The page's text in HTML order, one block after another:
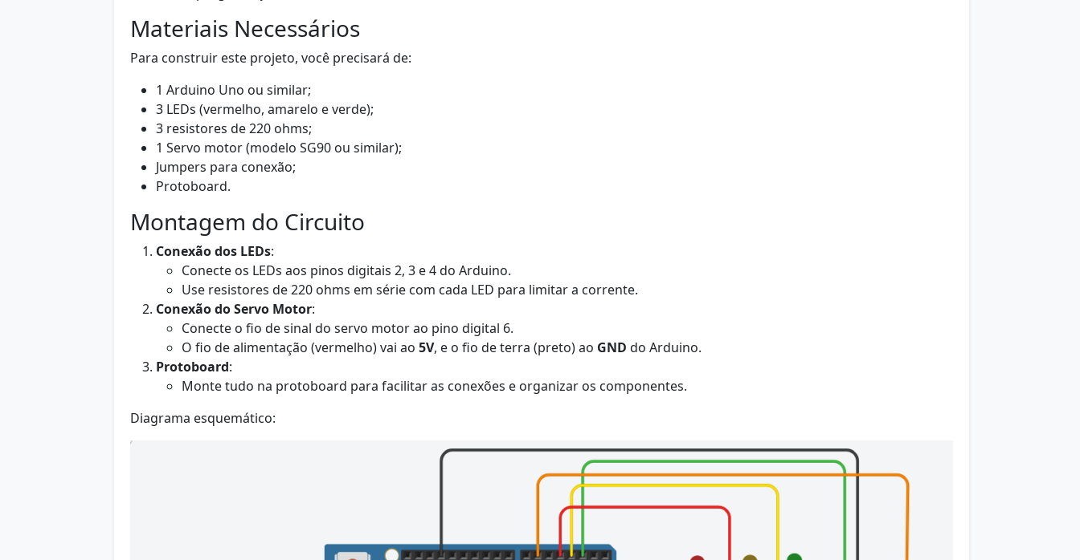
Materiais Necessários
Para construir este projeto, você precisará de:
1 Arduino Uno ou similar;
3 LEDs (vermelho, amarelo e verde);
3 resistores de 220 ohms;
1 Servo motor (modelo SG90 ou similar);
Jumpers para conexão;
Protoboard.
Montagem do Circuito
Conexão dos LEDs:
Conecte os LEDs aos pinos digitais 2, 3 e 4 do Arduino.
Use resistores de 220 ohms em série com cada LED para limitar a corrente.
Conexão do Servo Motor:
Conecte o fio de sinal do servo motor ao pino digital 6.
O fio de alimentação (vermelho) vai ao 5V, e o fio de terra (preto) ao GND do Arduino.
Protoboard:
Monte tudo na protoboard para facilitar as conexões e organizar os componentes.
Diagrama esquemático: